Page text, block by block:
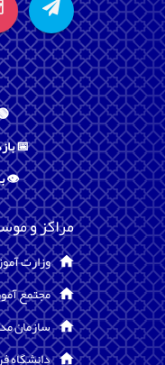
📅 بازدید ۷
👁️
مراکز و
وزارت
مجتمع
سازمان
دانشگاه